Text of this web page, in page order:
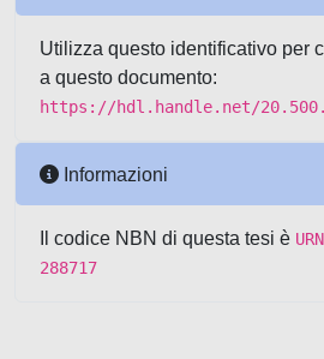
Utilizza questo identificativo per
a questo documento:
https://hdl.handle.net/
Informazioni
Il codice NBN di questa tesi è
288717